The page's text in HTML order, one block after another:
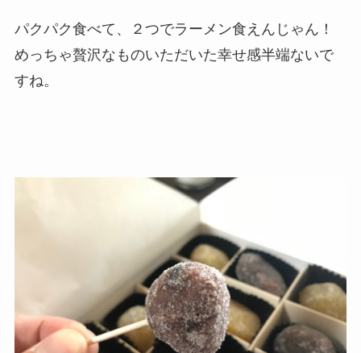
パクパク食べて、２つでラーメン食えんじゃん！
めっちゃ贅沢なものいただいた幸せ感半端ないで
すね。